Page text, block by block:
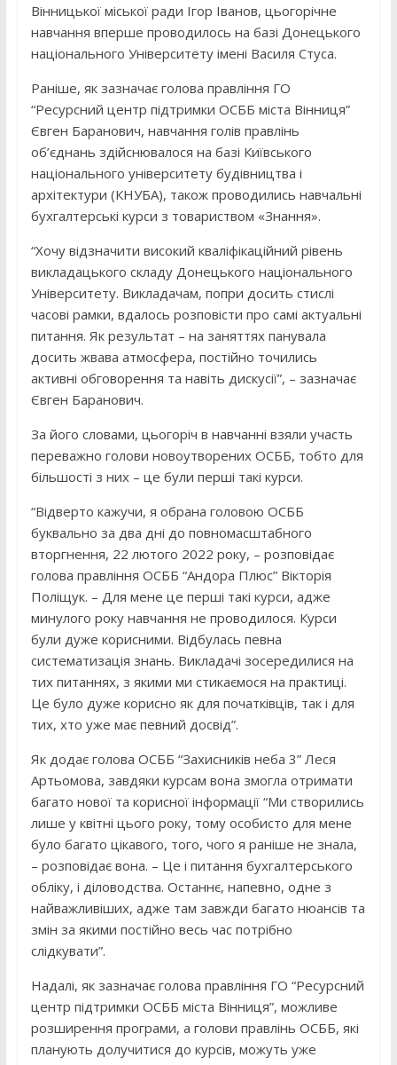
Вінницької міської ради Ігор Іванов, цьогорічне
навчання вперше проводилось на базі Донецького
національного Університету імені Василя Стуса.
Раніше, як зазначає голова правління ГО
“Ресурсний центр підтримки ОСББ міста Вінниця”
Євген Баранович, навчання голів правлінь
об’єднань здійснювалося на базі Київського
національного університету будівництва і
архітектури (КНУБА), також проводились навчальні
бухгалтерські курси з товариством «Знання».
“Хочу відзначити високий кваліфікаційний рівень
викладацького складу Донецького національного
Університету. Викладачам, попри досить стислі
часові рамки, вдалось розповісти про самі актуальні
питання. Як результат – на заняттях панувала
досить жвава атмосфера, постійно точились
активні обговорення та навіть дискусії”, – зазначає
Євген Баранович.
За його словами, цьогоріч в навчанні взяли участь
переважно голови новоутворених ОСББ, тобто для
більшості з них – це були перші такі курси.
“Відверто кажучи, я обрана головою ОСББ
буквально за два дні до повномасштабного
вторгнення, 22 лютого 2022 року, – розповідає
голова правління ОСББ “Андора Плюс” Вікторія
Поліщук. – Для мене це перші такі курси, адже
минулого року навчання не проводилося. Курси
були дуже корисними. Відбулась певна
систематизація знань. Викладачі зосередилися на
тих питаннях, з якими ми стикаємося на практиці.
Це було дуже корисно як для початківців, так і для
тих, хто уже має певний досвід”.
Як додає голова ОСББ “Захисників неба 3” Леся
Артьомова, завдяки курсам вона змогла отримати
багато нової та корисної інформації “Ми створились
лише у квітні цього року, тому особисто для мене
було багато цікавого, того, чого я раніше не знала,
– розповідає вона. – Це і питання бухгалтерського
обліку, і діловодства. Останнє, напевно, одне з
найважливіших, адже там завжди багато нюансів та
змін за якими постійно весь час потрібно
слідкувати”.
Надалі, як зазначає голова правління ГО “Ресурсний
центр підтримки ОСББ міста Вінниця”, можливе
розширення програми, а голови правлінь ОСББ, які
планують долучитися до курсів, можуть уже